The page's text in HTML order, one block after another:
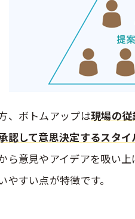
、ボトムアップは現場の
認して意思決定するスタイ
ら意見やアイデアを吸い
やすい点が特徴です。